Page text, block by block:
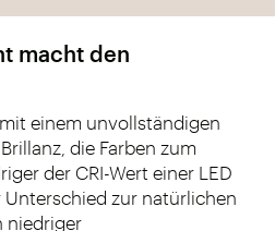
macht den
einem unvollständigen
die Farben zum
der CRI-Wert einer LED
zur natürlichen
niedriger